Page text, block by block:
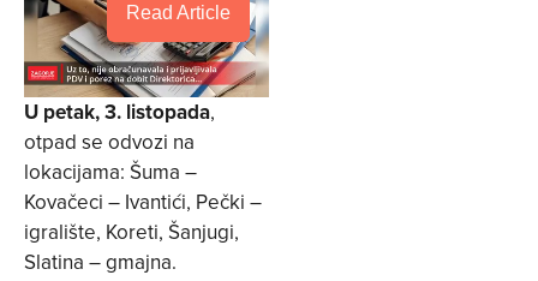
Read Article
U petak, 3. listopada,
otpad se odvozi na
lokacijama: Šuma –
Kovačeci – Ivantići, Pečki –
igralište, Koreti, Šanjugi,
Slatina – gmajna.